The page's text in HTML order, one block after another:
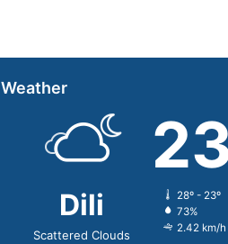
Weather
Dili
Scattered Clouds
28º - 23º
73%
2.42 km/h